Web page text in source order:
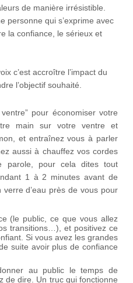
de manière irrésistible.
personne qui s’exprime avec
la confiance, le sérieux et
c’est accroître l’impact du
l’objectif souhaité.
pour économiser votre
main sur votre ventre et
et entraînez vous à parler
aussi à chauffez vos cordes
parole, pour cela dites tout
1 à 2 minutes avant de
d’eau près de vous pour
(le public, ce que vous allez
transitions…), et positivez ce
Si vous avez les grandes
suite avoir plus de confiance
au public le temps de
de dire. Un truc qui fonctionne